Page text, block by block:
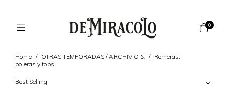
0
Home / OTRAS TEMPORADAS / ARCHIVIO & / Remeras,
poleras y tops